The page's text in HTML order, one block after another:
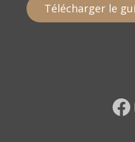
Télécharger le
Facebook